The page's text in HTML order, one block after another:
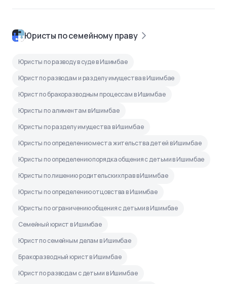
Юристы по семейному праву
Юристы по разводу в суде в Ишимбае
Юрист по разводам и разделу имущества в Ишимбае
Юрист по бракоразводным процессам в Ишимбае
Юристы по алиментам в Ишимбае
Юристы по разделу имущества в Ишимбае
Юристы по определению места жительства детей в Ишимбае
Юристы по определению порядка общения с детьми в Ишимбае
Юристы по лишению родительских прав в Ишимбае
Юристы по определению отцовства в Ишимбае
Юристы по ограничению общения с детьми в Ишимбае
Семейный юрист в Ишимбае
Юрист по семейным делам в Ишимбае
Бракоразводный юрист в Ишимбае
Юрист по разводам с детьми в Ишимбае